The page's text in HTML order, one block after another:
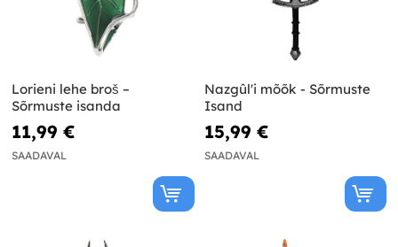
Lorieni lehe broš –
Sõrmuste isanda
11,99 €
SAADAVAL
Nazgûl'i mõõk - Sõrmuste
Isand
15,99 €
SAADAVAL